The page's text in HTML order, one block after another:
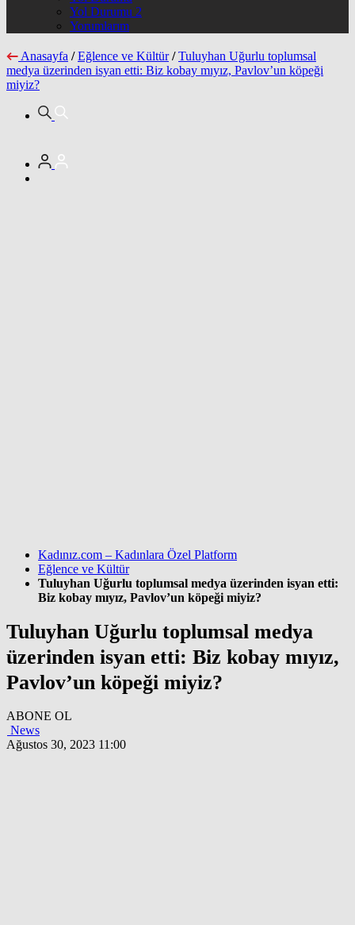
Yol Durumu 2
Yorumlarım
Anasayfa / Eğlence ve Kültür / Tuluyhan Uğurlu toplumsal
medya üzerinden isyan etti: Biz kobay mıyız, Pavlov’un köpeği
miyiz?
Kadınız.com – Kadınlara Özel Platform
Eğlence ve Kültür
Tuluyhan Uğurlu toplumsal medya üzerinden isyan etti:
Biz kobay mıyız, Pavlov’un köpeği miyiz?
Tuluyhan Uğurlu toplumsal medya
üzerinden isyan etti: Biz kobay mıyız,
Pavlov’un köpeği miyiz?
ABONE OL
News
Ağustos 30, 2023 11:00